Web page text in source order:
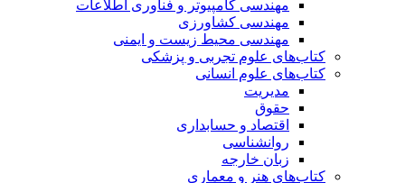
مهندسی کامپیوتر و فناوری اطلاعات
مهندسی کشاورزی
مهندسی محیط زیست و ایمنی
کتاب‌های علوم تجربی و پزشکی
کتاب‌های علوم انسانی
مدیریت
حقوق
اقتصاد و حسابداری
روانشناسی
زبان خارجه
کتاب‌های هنر و معماری